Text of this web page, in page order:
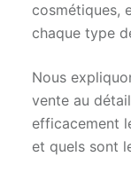
cosmétiques,
chaque type
Nous
vente au
efficacement
et quels sont